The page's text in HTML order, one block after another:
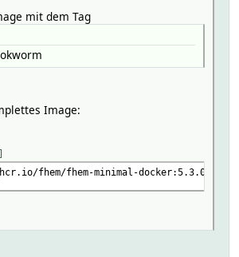
mit dem Tag
Image:
fhem/fhem-minimal-docker:5.3.0-beta4-